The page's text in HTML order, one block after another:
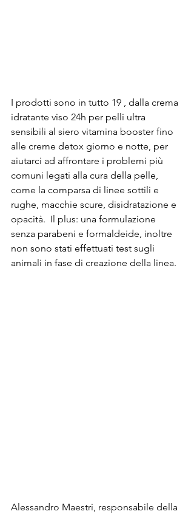
I prodotti sono in tutto 19 , dalla crema
idratante viso 24h per pelli ultra
sensibili al siero vitamina booster fino
alle creme detox giorno e notte, per
aiutarci ad affrontare i problemi più
comuni legati alla cura della pelle,
come la comparsa di linee sottili e
rughe, macchie scure, disidratazione e
opacità.  Il plus: una formulazione
senza parabeni e formaldeide, inoltre
non sono stati effettuati test sugli
animali in fase di creazione della linea.
Alessandro Maestri, responsabile della